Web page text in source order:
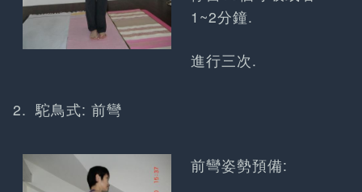
1~2分鐘.
進行三次.
駝鳥式: 前彎
前彎姿勢預備: